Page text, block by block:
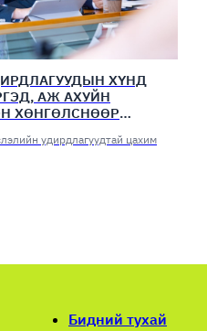
ХҮНД
АЖ АХУЙН
ХӨНГӨЛСНӨӨР
удирдлагуудтай цахим
Бидний тухай